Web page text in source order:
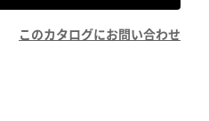
このカタログにお問い合わせ